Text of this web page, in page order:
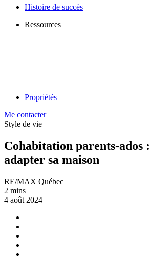
Histoire de succès
Ressources
Propriétés
Me contacter
Style de vie
Cohabitation parents-ados
adapter sa maison
RE/MAX Québec
2 mins
4 août 2024